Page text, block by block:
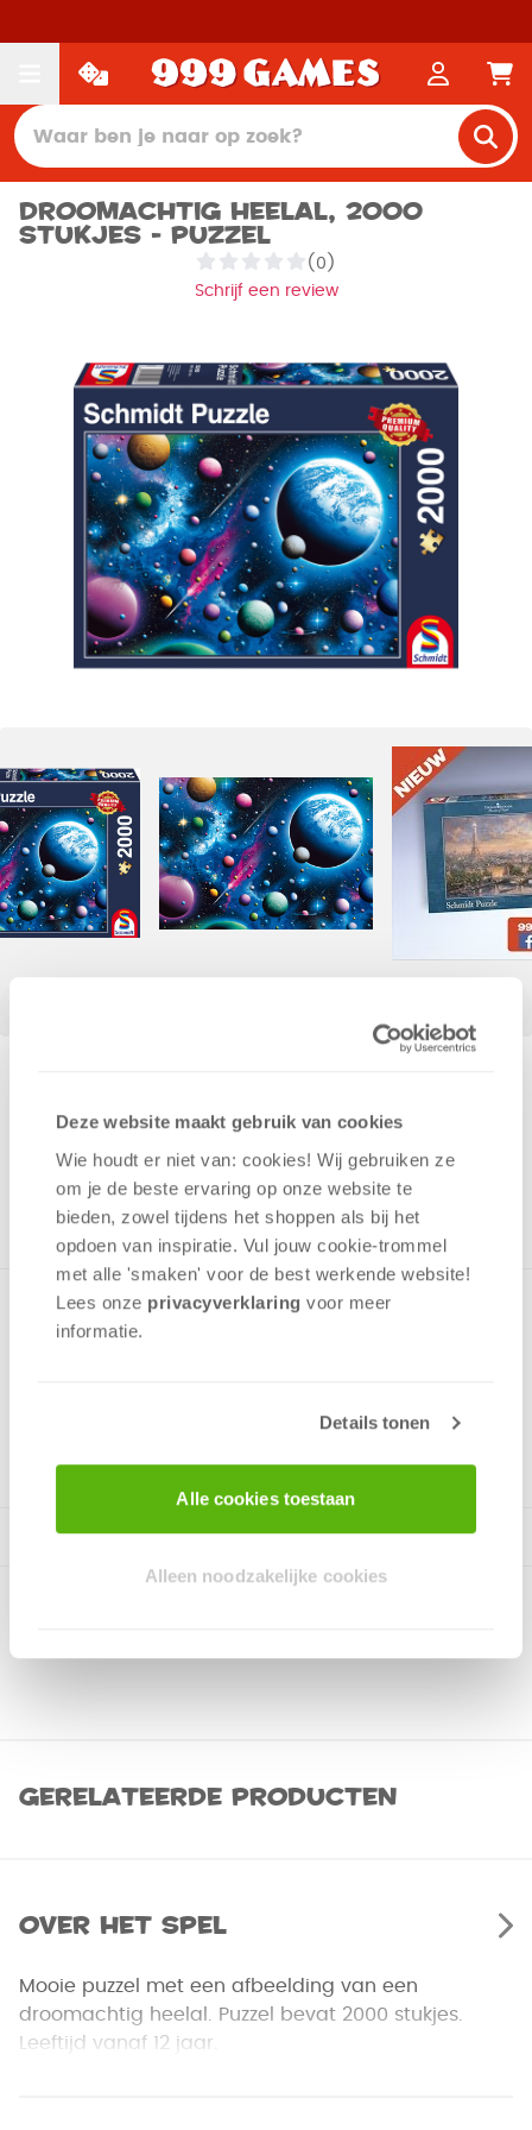
Deze website maakt gebruik van cookies
Wie houdt er niet van: cookies! Wij gebruiken ze
om je de beste ervaring op onze website te
bieden, zowel tijdens het shoppen als bij het
opdoen van inspiratie. Vul jouw cookie-trommel
met alle 'smaken' voor de best werkende website​!
Lees onze privacyverklaring voor meer
informatie.
Details tonen
Alle cookies toestaan
Alleen noodzakelijke cookies
Droomachtig Heelal, 2000
stukjes - Puzzel
(0)
Schrijf een review
Uit het assortiment
ONTVANG 280 OVERWINNINGSPUNTEN
UIT HET ASSORTIMENT
Mooie puzzel met een afbeelding van een droomachtig
heelal. Puzzel bevat 2000 stukjes. Leeftijd vanaf 12 jaar.
Gerelateerde producten
Over het spel
Mooie puzzel met een afbeelding van een
droomachtig heelal. Puzzel bevat 2000 stukjes.
Leeftijd vanaf 12 jaar.